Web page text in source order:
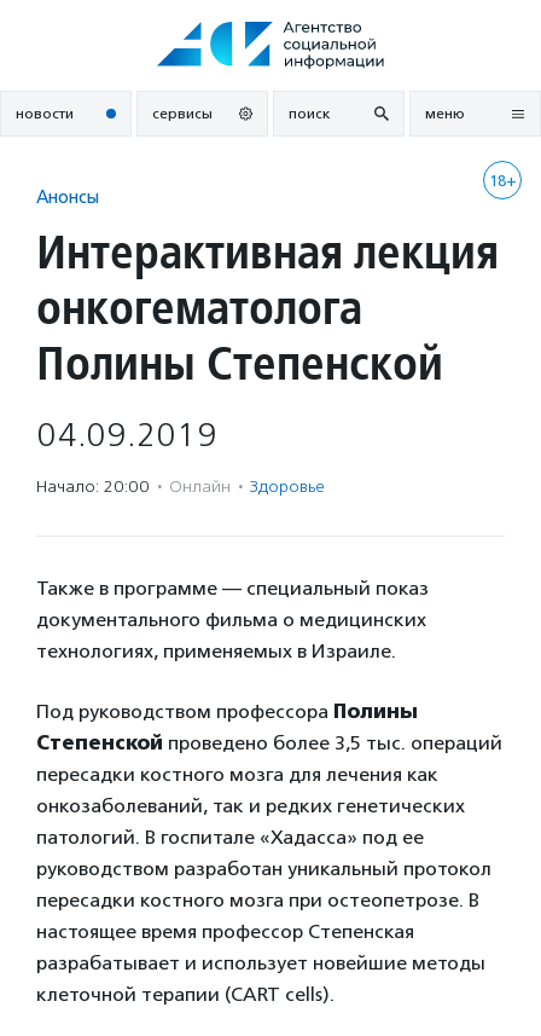
новости сервисы поиск меню
18+
Анонсы
Интерактивная лекция
онкогематолога
Полины Степенской
04.09.2019
Начало: 20:00 · Онлайн · Здоровье
Также в программе — специальный показ
документального фильма о медицинских
технологиях, применяемых в Израиле.
Под руководством профессора Полины
Степенской проведено более 3,5 тыс. операций
пересадки костного мозга для лечения как
онкозаболеваний, так и редких генетических
патологий. В госпитале «Хадасса» под ее
руководством разработан уникальный протокол
пересадки костного мозга при остеопетрозе. В
настоящее время профессор Степенская
разрабатывает и использует новейшие методы
клеточной терапии (СART cells).